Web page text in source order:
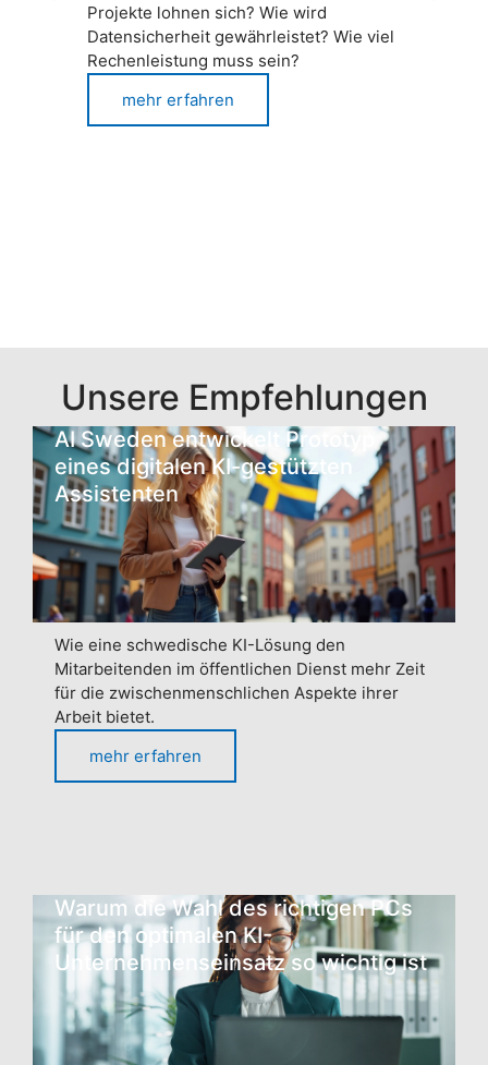
Projekte lohnen sich? Wie wird
Datensicherheit gewährleistet? Wie viel
Rechenleistung muss sein?
mehr erfahren
Unsere Empfehlungen
AI Sweden entwickelt Prototyp
eines digitalen KI-gestützten
Assistenten
Wie eine schwedische KI-Lösung den
Mitarbeitenden im öffentlichen Dienst mehr Zeit
für die zwischenmenschlichen Aspekte ihrer
Arbeit bietet.
mehr erfahren
Warum die Wahl des richtigen PCs
für den optimalen KI-
Unternehmenseinsatz so wichtig ist